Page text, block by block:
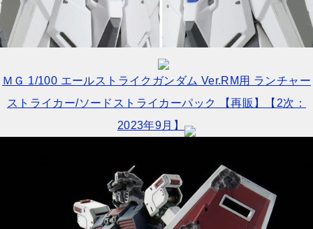
ＭＧ 1/100 エールストライクガンダム Ver.RM用 ランチャー
ストライカー/ソードストライカーパック 【再販】【2次：
2023年9月】